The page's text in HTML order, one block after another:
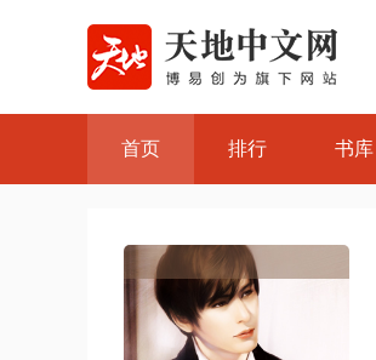
首页 排行 书库